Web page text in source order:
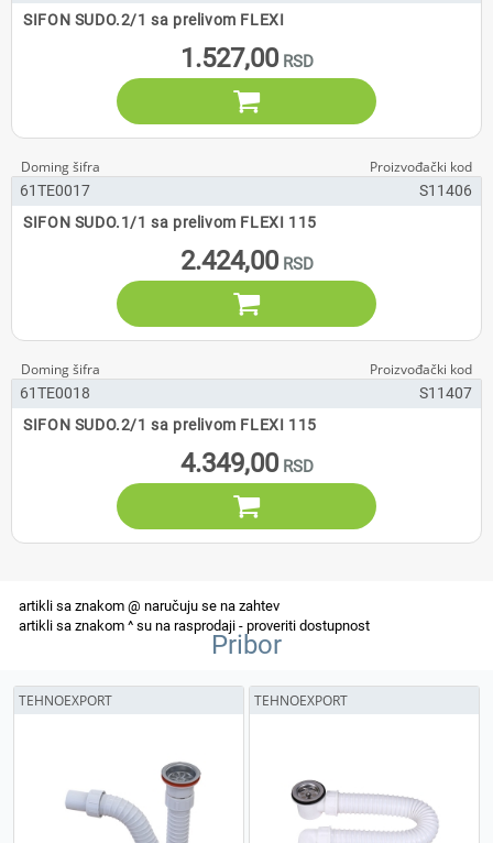
SIFON SUDO.2/1 sa prelivom FLEXI
1.527,00

61TE0017
S11406
SIFON SUDO.1/1 sa prelivom FLEXI 115
2.424,00

61TE0018
S11407
SIFON SUDO.2/1 sa prelivom FLEXI 115
4.349,00

Pribor
TEHNOEXPORT TEHNOEXPORT